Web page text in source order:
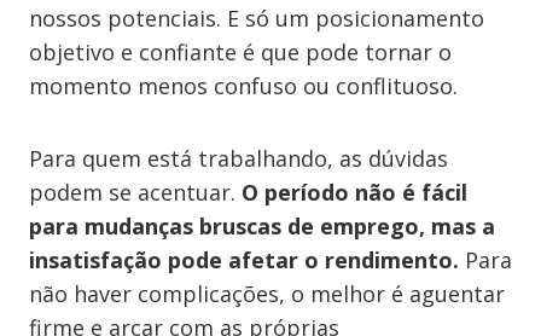
nossos potenciais. E só um posicionamento
objetivo e confiante é que pode tornar o
momento menos confuso ou conflituoso.
Para quem está trabalhando, as dúvidas
podem se acentuar. O período não é fácil
para mudanças bruscas de emprego, mas a
insatisfação pode afetar o rendimento. Para
não haver complicações, o melhor é aguentar
firme e arcar com as próprias